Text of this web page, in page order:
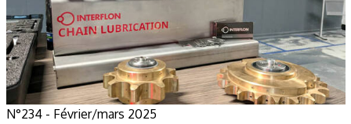
N°234 - Février/mars 2025